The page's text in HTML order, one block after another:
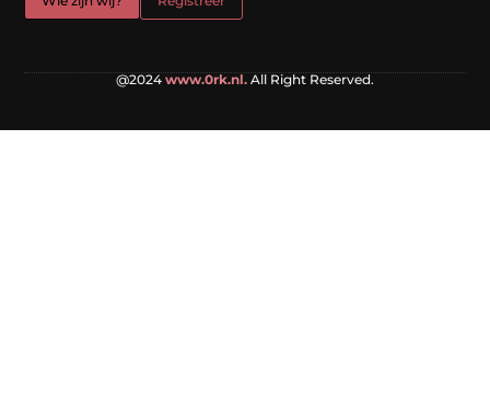
@2024 www.0rk.nl. All Right Reserved.